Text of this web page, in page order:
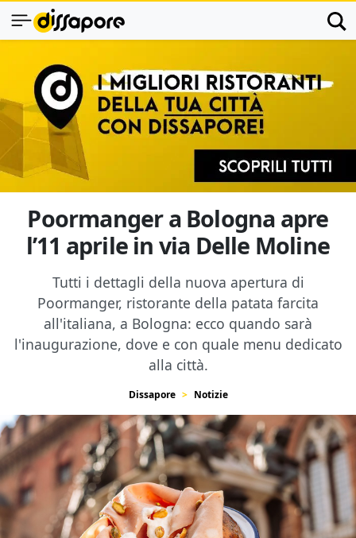
Poormanger a Bologna apre
l’11 aprile in via Delle Moline
Tutti i dettagli della nuova apertura di
Poormanger, ristorante della patata farcita
all'italiana, a Bologna: ecco quando sarà
l'inaugurazione, dove e con quale menu dedicato
alla città.
Dissapore Notizie